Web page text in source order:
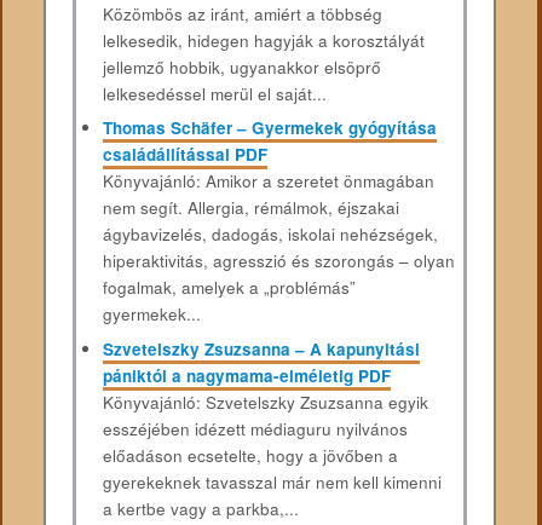
Közömbös az iránt, amiért a többség
lelkesedik, hidegen hagyják a korosztályát
jellemző hobbik, ugyanakkor elsöprő
lelkesedéssel merül el saját...
Thomas Schäfer – Gyermekek gyógyítása
családállítással PDF
Könyvajánló: Amikor a szeretet önmagában
nem segít. Allergia, rémálmok, éjszakai
ágybavizelés, dadogás, iskolai nehézségek,
hiperaktivitás, agresszió és szorongás – olyan
fogalmak, amelyek a „problémás”
gyermekek...
Szvetelszky Zsuzsanna – A kapunyitási
pániktól a nagymama-elméletig PDF
Könyvajánló: Szvetelszky Zsuzsanna egyik
esszéjében idézett médiaguru nyilvános
előadáson ecsetelte, hogy a jövőben a
gyerekeknek tavasszal már nem kell kimenni
a kertbe vagy a parkba,...